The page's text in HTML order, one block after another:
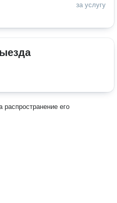
за услугу
распространение его